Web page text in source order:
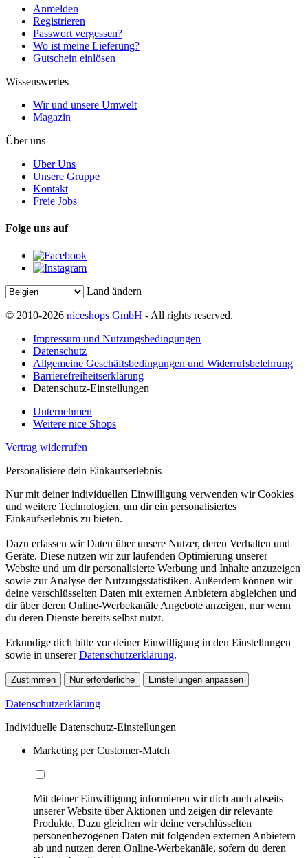
Anmelden
Registrieren
Passwort vergessen?
Wo ist meine Lieferung?
Gutschein einlösen
Wissenswertes
Wir und unsere Umwelt
Magazin
Über uns
Über Uns
Unsere Gruppe
Kontakt
Freie Jobs
Folge uns auf
Land ändern
© 2010-2026 niceshops GmbH - All rights reserved.
Impressum und Nutzungsbedingungen
Datenschutz
Allgemeine Geschäftsbedingungen und Widerrufsbelehrung
Barrierefreiheitserklärung
Datenschutz-Einstellungen
Unternehmen
Weitere nice Shops
Vertrag widerrufen
Personalisiere dein Einkaufserlebnis
Nur mit deiner individuellen Einwilligung verwenden wir Cookies
und weitere Technologien, um dir ein personalisiertes
Einkaufserlebnis zu bieten.
Dazu erfassen wir Daten über unsere Nutzer, deren Verhalten und
Geräte. Diese nutzen wir zur laufenden Optimierung unserer
Website und um dir personalisierte Werbung und Inhalte anzuzeigen
sowie zur Analyse der Nutzungsstatistiken. Außerdem können wir
deine verschlüsselten Daten mit externen Anbietern abgleichen und
dir über deren Online-Werbekanäle Angebote anzeigen, nur wenn
du deren Dienste bereits selbst nutzt.
Erkundige dich bitte vor deiner Einwilligung in den Einstellungen
sowie in unsererDatenschutzerklärung.
Zustimmen Nur erforderliche Einstellungen anpassen
Datenschutzerklärung
Individuelle Datenschutz-Einstellungen
Marketing per Customer-Match
Mit deiner Einwilligung informieren wir dich auch abseits
unserer Website über Aktionen und zeigen dir relevante
Produkte. Dazu gleichen wir deine verschlüsselten
personenbezogenen Daten mit folgenden externen Anbietern
ab und nutzen deren Online-Werbekanäle, sofern du deren